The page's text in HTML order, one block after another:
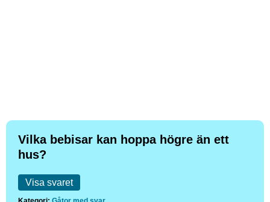
Vilka bebisar kan hoppa högre än ett
hus?
Visa svaret